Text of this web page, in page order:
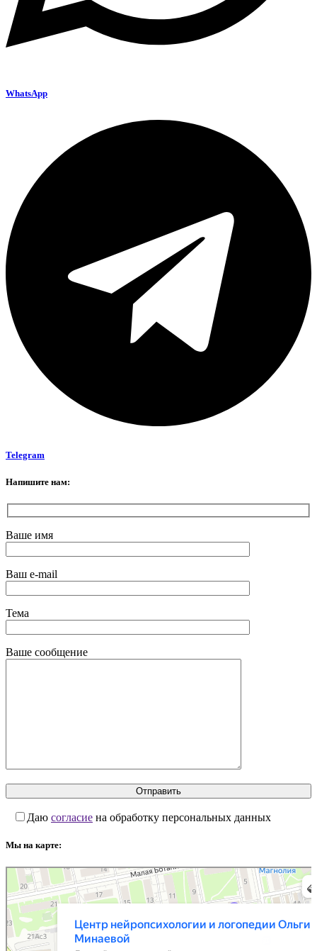
WhatsApp
Telegram
Напишите нам:
Ваше имя
Ваш e-mail
Тема
Ваше сообщение
Даю согласие на обработку персональных данных
Мы на карте:
Нейроангел
Логопеды в Москве
Детский коррекционный центр в Москве